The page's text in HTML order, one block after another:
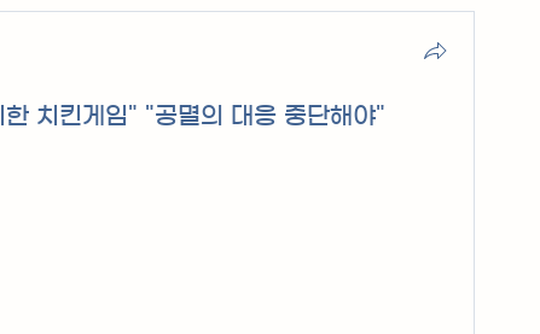
치킨게임" "공멸의 대응 중단해야"